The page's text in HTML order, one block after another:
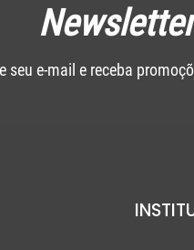
Newsletter
seu e-mail e receba